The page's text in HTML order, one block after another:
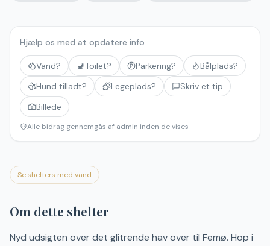
Hjælp os med at opdatere info
Vand? 🚽Toilet? Parkering?
Bålplads?
Hund tilladt?
Legeplads?
Skriv et tip
Billede
Alle bidrag gennemgås af admin inden de vises
Se shelters med vand
Om dette shelter
Nyd udsigten over det glitrende hav over til Femø. Hop i